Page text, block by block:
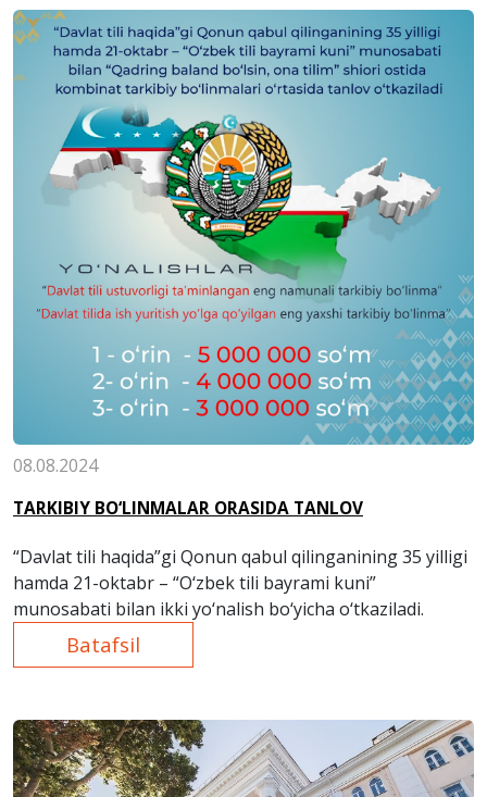
08.08.2024
TARKIBIY BO‘LINMALAR ORASIDA TANLOV
“Davlat tili haqida”gi Qonun qabul qilinganining 35 yilligi
hamda 21-oktabr – “O‘zbek tili bayrami kuni”
munosabati bilan ikki yo‘nalish bo‘yicha o‘tkaziladi.
Batafsil